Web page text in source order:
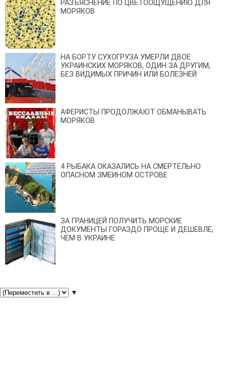
РАЗЪЯСНЕНИЕ ПО ЦВЕТООЩУЩЕНИЮ ДЛЯ
МОРЯКОВ
НА БОРТУ СУХОГРУЗА УМЕРЛИ ДВОЕ
УКРАИНСКИХ МОРЯКОВ, ОДИН ЗА ДРУГИМ,
БЕЗ ВИДИМЫХ ПРИЧИН ИЛИ БОЛЕЗНЕЙ
АФЕРИСТЫ ПРОДОЛЖАЮТ ОБМАНЫВАТЬ
МОРЯКОВ
4 РЫБАКА ОКАЗАЛИСЬ НА СМЕРТЕЛЬНО
ОПАСНОМ ЗМЕИНОМ ОСТРОВЕ
ЗА ГРАНИЦЕЙ ПОЛУЧИТЬ МОРСКИЕ
ДОКУМЕНТЫ ГОРАЗДО ПРОЩЕ И ДЕШЕВЛЕ,
ЧЕМ В УКРАИНЕ
▼